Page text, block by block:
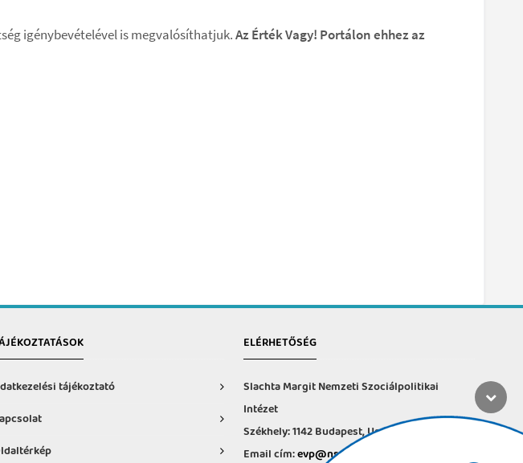
igénybevételével is megvalósíthatjuk.Az Érték Vagy! Portálon ehhez az
tájékoztató
ELÉRHETŐSÉG
Slachta Margit Nemzeti Szociálpolitikai
Intézet
Székhely: 1142 Budapest, Ungvár u. 64-66.
Email cím:evp@nszi.hu